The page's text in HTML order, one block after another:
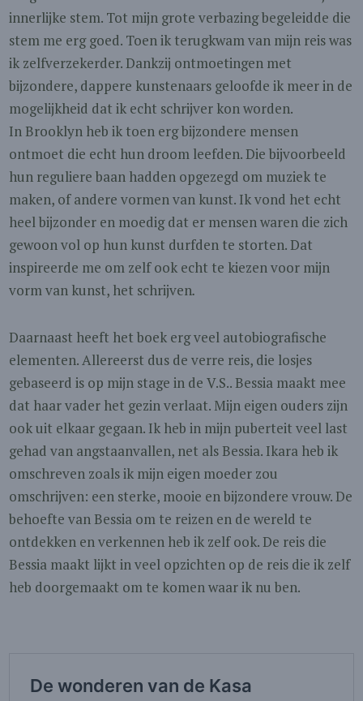
innerlijke stem. Tot mijn grote verbazing begeleidde die
stem me erg goed. Toen ik terugkwam van mijn reis was
ik zelfverzekerder. Dankzij ontmoetingen met
bijzondere, dappere kunstenaars geloofde ik meer in de
mogelijkheid dat ik echt schrijver kon worden.
In Brooklyn heb ik toen erg bijzondere mensen
ontmoet die echt hun droom leefden. Die bijvoorbeeld
hun reguliere baan hadden opgezegd om muziek te
maken, of andere vormen van kunst. Ik vond het echt
heel bijzonder en moedig dat er mensen waren die zich
gewoon vol op hun kunst durfden te storten. Dat
inspireerde me om zelf ook echt te kiezen voor mijn
vorm van kunst, het schrijven.
Daarnaast heeft het boek erg veel autobiografische
elementen. Allereerst dus de verre reis, die losjes
gebaseerd is op mijn stage in de V.S.. Bessia maakt mee
dat haar vader het gezin verlaat. Mijn eigen ouders zijn
ook uit elkaar gegaan. Ik heb in mijn puberteit veel last
gehad van angstaanvallen, net als Bessia. Ikara heb ik
omschreven zoals ik mijn eigen moeder zou
omschrijven: een sterke, mooie en bijzondere vrouw. De
behoefte van Bessia om te reizen en de wereld te
ontdekken en verkennen heb ik zelf ook. De reis die
Bessia maakt lijkt in veel opzichten op de reis die ik zelf
heb doorgemaakt om te komen waar ik nu ben.